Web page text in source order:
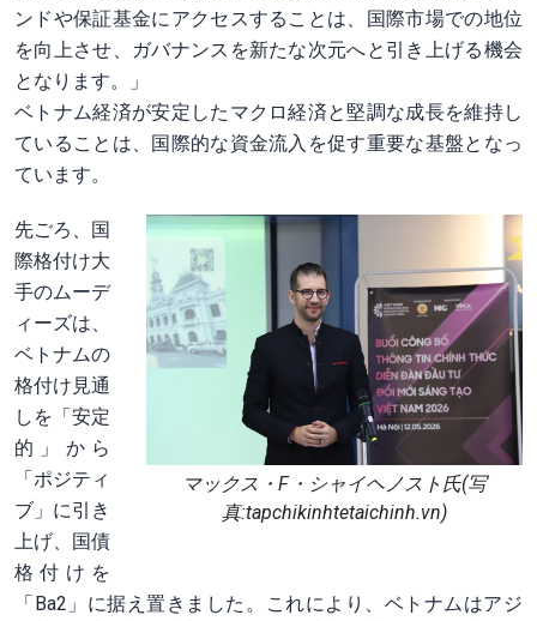
ンドや保証基金にアクセスすることは、国際市場での地位
を向上させ、ガバナンスを新たな次元へと引き上げる機会
となります。」
ベトナム経済が安定したマクロ経済と堅調な成長を維持し
ていることは、国際的な資金流入を促す重要な基盤となっ
ています。
マックス・F・シャイヘノスト氏(写
真:tapchikinhtetaichinh.vn)
先ごろ、国
際格付け大
手のムーデ
ィーズは、
ベトナムの
格付け見通
しを「安定
的」から
「ポジティ
ブ」に引き
上げ、国債
格付けを
「Ba2」に据え置きました。これにより、ベトナムはアジ